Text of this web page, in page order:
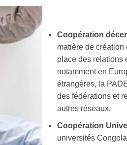
Coopération
matière de
place des relations
notamment en
étrangères, la
des fédérations et
autres réseaux.
Coopération
universités